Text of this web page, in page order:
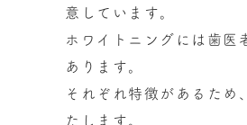
意しています。
ホワイトニングには歯医
あります。
それぞれ特徴があるため
たします。